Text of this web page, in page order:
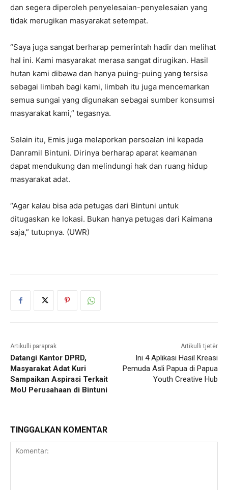
dan segera diperoleh penyelesaian-penyelesaian yang
tidak merugikan masyarakat setempat.
“Saya juga sangat berharap pemerintah hadir dan melihat
hal ini. Kami masyarakat merasa sangat dirugikan. Hasil
hutan kami dibawa dan hanya puing-puing yang tersisa
sebagai limbah bagi kami, limbah itu juga mencemarkan
semua sungai yang digunakan sebagai sumber konsumsi
masyarakat kami,” tegasnya.
Selain itu, Emis juga melaporkan persoalan ini kepada
Danramil Bintuni. Dirinya berharap aparat keamanan
dapat mendukung dan melindungi hak dan ruang hidup
masyarakat adat.
“Agar kalau bisa ada petugas dari Bintuni untuk
ditugaskan ke lokasi. Bukan hanya petugas dari Kaimana
saja,” tutupnya. (UWR)
Artikulli paraprak
Datangi Kantor DPRD,
Masyarakat Adat Kuri
Sampaikan Aspirasi Terkait
MoU Perusahaan di Bintuni
Artikulli tjetër
Ini 4 Aplikasi Hasil Kreasi
Pemuda Asli Papua di Papua
Youth Creative Hub
TINGGALKAN KOMENTAR